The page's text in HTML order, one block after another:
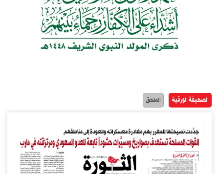
الصحيفة الورقية الملحق